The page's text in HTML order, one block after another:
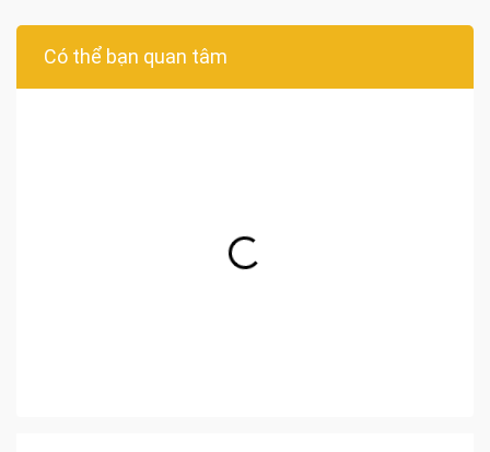
Có thể bạn quan tâm